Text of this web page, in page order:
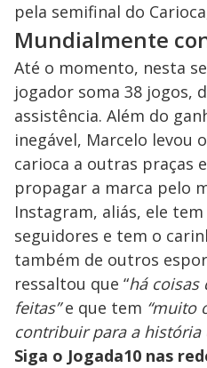
pela semifinal do
Mundialmente
Até o momento, nesta
jogador soma 38 jogos,
assistência. Além do
inegável, Marcelo levou
carioca a outras praças
propagar a marca pelo
Instagram, aliás, ele
seguidores e tem o
também de outros
ressaltou que “há coisas
feitas”e que tem “muito
contribuir para a história
Siga o Jogada10 nas